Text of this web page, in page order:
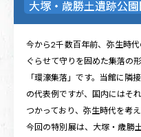
今から2千数百年前、弥生時
ぐらせて守りを固めた集落の
「環濠集落」です。当館に隣
の代表例ですが、国内にはそ
つかっており、弥生時代を考
今回の特別展は、大塚・歳勝